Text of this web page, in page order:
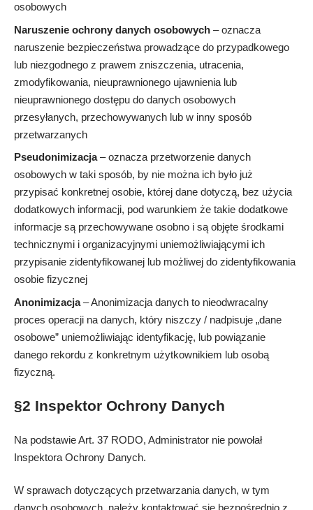
osobowych
Naruszenie ochrony danych osobowych – oznacza
naruszenie bezpieczeństwa prowadzące do przypadkowego
lub niezgodnego z prawem zniszczenia, utracenia,
zmodyfikowania, nieuprawnionego ujawnienia lub
nieuprawnionego dostępu do danych osobowych
przesyłanych, przechowywanych lub w inny sposób
przetwarzanych
Pseudonimizacja– oznacza przetworzenie danych
osobowych w taki sposób, by nie można ich było już
przypisać konkretnej osobie, której dane dotyczą, bez użycia
dodatkowych informacji, pod warunkiem że takie dodatkowe
informacje są przechowywane osobno i są objęte środkami
technicznymi i organizacyjnymi uniemożliwiającymi ich
przypisanie zidentyfikowanej lub możliwej do zidentyfikowania
osobie fizycznej
Anonimizacja– Anonimizacja danych to nieodwracalny
proces operacji na danych, który niszczy / nadpisuje „dane
osobowe” uniemożliwiając identyfikację, lub powiązanie
danego rekordu z konkretnym użytkownikiem lub osobą
fizyczną.
§2 Inspektor Ochrony Danych
Na podstawie Art. 37 RODO, Administrator nie powołał
Inspektora Ochrony Danych.
W sprawach dotyczących przetwarzania danych, w tym
danych osobowych, należy kontaktować się bezpośrednio z